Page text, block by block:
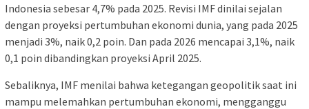
Indonesia sebesar 4,7% pada 2025. Revisi IMF dinilai sejalan
dengan proyeksi pertumbuhan ekonomi dunia, yang pada 2025
menjadi 3%, naik 0,2 poin. Dan pada 2026 mencapai 3,1%, naik
0,1 poin dibandingkan proyeksi April 2025.
Sebaliknya, IMF menilai bahwa ketegangan geopolitik saat ini
mampu melemahkan pertumbuhan ekonomi, mengganggu